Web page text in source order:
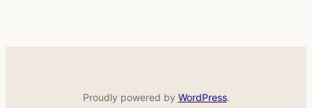
Proudly powered by WordPress.